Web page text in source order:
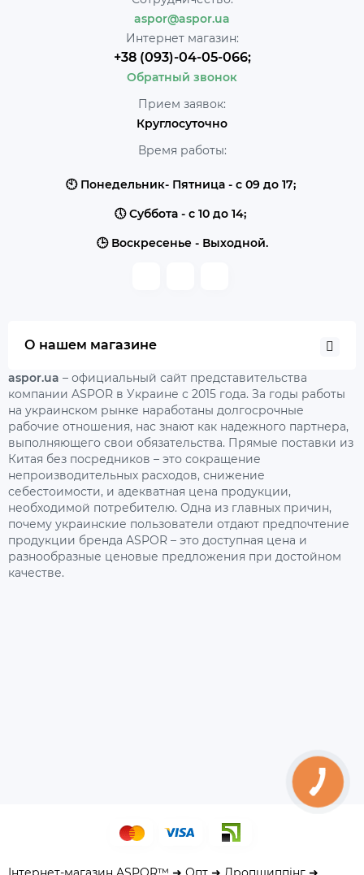
aspor@aspor.ua
Интернет магазин:
+38 (093)-04-05-066;
Обратный звонок
Прием заявок:
Круглосуточно
Время работы:
🕙 Понедельник- Пятница - с 09 до 17;
🕔 Суббота - с 10 до 14;
🕒 Воскресенье - Выходной.
О нашем магазине
aspor.ua – официальный сайт представительства
компании ASPOR в Украине с 2015 года. За годы работы
на украинском рынке наработаны долгосрочные
рабочие отношения, нас знают как надежного партнера,
выполняющего свои обязательства. Прямые поставки из
Китая без посредников – это сокращение
непроизводительных расходов, снижение
себестоимости, и адекватная цена продукции,
необходимой потребителю. Одна из главных причин,
почему украинские пользователи отдают предпочтение
продукции бренда ASPOR – это доступная цена и
разнообразные ценовые предложения при достойном
качестве.